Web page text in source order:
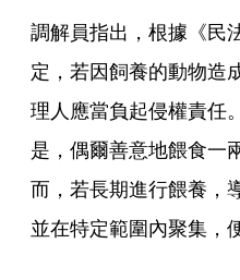
調解員指出，根據《民
定，若因飼養的動物造
理人應當負起侵權責任
是，偶爾善意地餵食一
而，若長期進行餵養，
並在特定範圍內聚集，